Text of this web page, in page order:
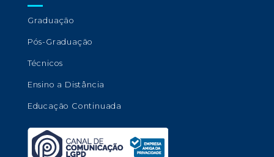
Graduação
Pós-Graduação
Técnicos
Ensino a Distância
Educação Continuada